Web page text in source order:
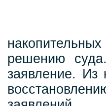
решению
заявление.